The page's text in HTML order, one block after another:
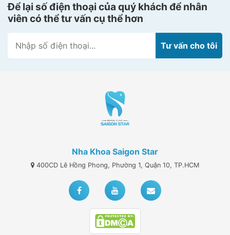
Để lại số điện thoại của quý khách để nhân
viên có thể tư vấn cụ thể hơn
Nha Khoa Saigon Star
400CD Lê Hồng Phong, Phường 1, Quận 10, TP.HCM